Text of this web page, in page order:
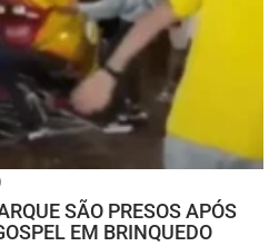
SÃO PRESOS APÓS
EM BRINQUEDO